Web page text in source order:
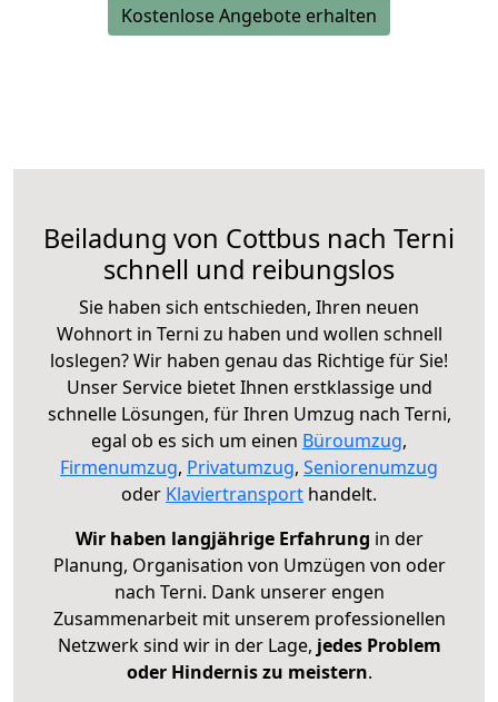
Kostenlose Angebote erhalten
Beiladung von Cottbus nach Terni
schnell und reibungslos
Sie haben sich entschieden, Ihren neuen
Wohnort in Terni zu haben und wollen schnell
loslegen? Wir haben genau das Richtige für Sie!
Unser Service bietet Ihnen erstklassige und
schnelle Lösungen, für Ihren Umzug nach Terni,
egal ob es sich um einen Büroumzug,
Firmenumzug, Privatumzug, Seniorenumzug
oder Klaviertransport handelt.
Wir haben langjährige Erfahrung in der
Planung, Organisation von Umzügen von oder
nach Terni. Dank unserer engen
Zusammenarbeit mit unserem professionellen
Netzwerk sind wir in der Lage, jedes Problem
oder Hindernis zu meistern.